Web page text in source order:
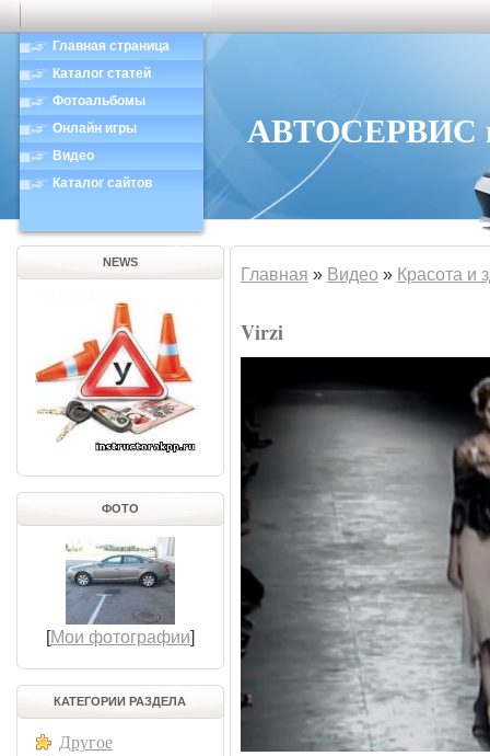
Главная страница
Каталог статей
Фотоальбомы
Онлайн игры
Видео
Каталог сайтов
АВТОСЕРВИС в
NEWS
ФОТО
[Мои фотографии]
КАТЕГОРИИ РАЗДЕЛА
Другое
Главная » Видео » Красота и
Virzi